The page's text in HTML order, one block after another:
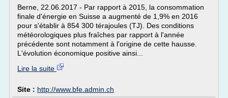
Berne, 22.06.2017 - Par rapport à 2015, la consommation
finale d'énergie en Suisse a augmenté de 1,9% en 2016
pour s'établir à 854 300 térajoules (TJ). Des conditions
météorologiques plus fraîches par rapport à l'année
précédente sont notamment à l'origine de cette hausse.
L'évolution économique positive ainsi...
Lire la suite
Site : http://www.bfe.admin.ch